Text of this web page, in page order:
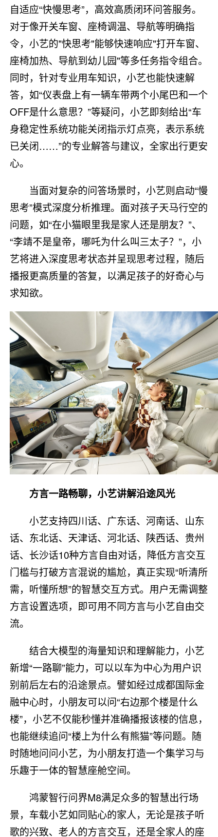
自适应“快慢思考”，高效高质闭环问答服务。
对于像开关车窗、座椅调温、导航等明确指
令，小艺的"快思考"能够快速响应"打开车窗、
座椅加热、导航到幼儿园"等多任务指令组合。
同时，针对专业用车知识，小艺也能快速解
答，如“仪表盘上有一辆车带两个小尾巴和一个
OFF是什么意思？”等疑问，小艺即刻给出“车
身稳定性系统功能关闭指示灯点亮，表示系统
已关闭……”的专业解答与建议，全家出行更安
心。
当面对复杂的问答场景时，小艺则启动“慢
思考”模式深度分析推理。面对孩子天马行空的
问题，如“在小猫眼里我是家人还是朋友？”、
“李靖不是皇帝，哪吒为什么叫三太子？”，小
艺将进入深度思考状态并呈现思考过程，随后
播报更高质量的答复，以满足孩子的好奇心与
求知欲。
方言一路畅聊，小艺讲解沿途风光
小艺支持四川话、广东话、河南话、山东
话、东北话、天津话、河北话、陕西话、贵州
话、长沙话10种方言自由对话，降低方言交互
门槛与打破方言混说的尴尬，真正实现“听清所
需，听懂所想”的智慧交互方式。用户无需调整
方言设置选项，即可用不同方言与小艺自由交
流。
结合大模型的海量知识和理解能力，小艺
新增“一路聊”能力，可以以车为中心为用户识
别前后左右的沿途景点。譬如经过成都国际金
融中心时，小朋友可以问“右边那个楼是什么
楼”，小艺不仅能秒懂并准确播报该楼的信息，
也能继续追问“楼上为什么有熊猫”等问题。随
时随地问问小艺，为小朋友打造一个集学习与
乐趣于一体的智慧座舱空间。
鸿蒙智行问界M8满足众多的智慧出行场
景，车载小艺如同贴心的家人，无论是孩子听
歌的兴致、老人的方言交互，还是全家人的座